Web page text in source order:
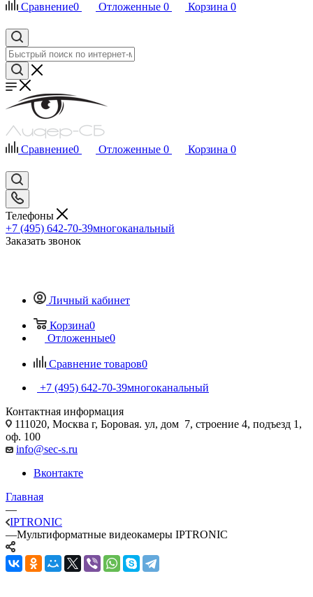
Сравнение0 Отложенные 0 Корзина 0
Сравнение0 Отложенные 0 Корзина 0
Телефоны
+7 (495) 642-70-39многоканальный
Заказать звонок
Личный кабинет
Корзина0
Отложенные0
Сравнение товаров0
+7 (495) 642-70-39многоканальный
Контактная информация
111020, Москва г, Боровая. ул, дом 7, строение 4, подъезд 1,
оф. 100
info@sec-s.ru
Вконтакте
Главная
—
IPTRONIC
—Мультиформатные видеокамеры IPTRONIC